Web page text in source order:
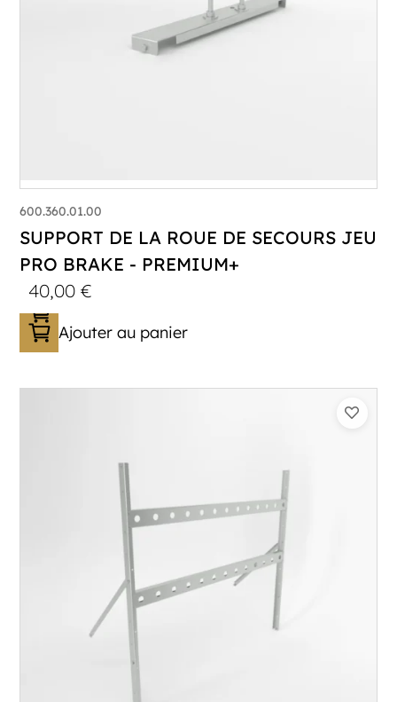
600.360.01.00
SUPPORT DE LA ROUE DE SECOURS JEU
PRO BRAKE - PREMIUM+
40,00€
Ajouter au panier